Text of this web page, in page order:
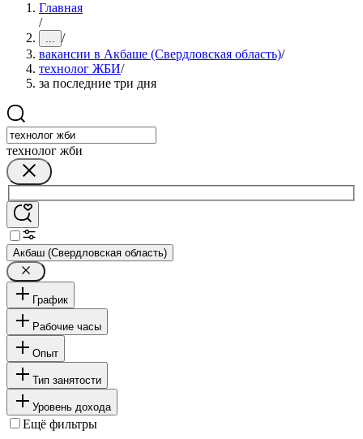
Главная
/
... /
вакансии в Акбаше (Свердловская область)/
технолог ЖБИ/
за последние три дня
технолог жби
Акбаш (Свердловская область)
График
Рабочие часы
Опыт
Тип занятости
Уровень дохода
Ещё фильтры